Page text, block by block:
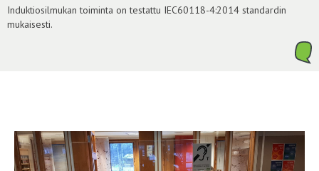
Kirjaudu sisään
Induktiosilmukan toiminta on testattu IEC60118-4:2014 standardin
mukaisesti.